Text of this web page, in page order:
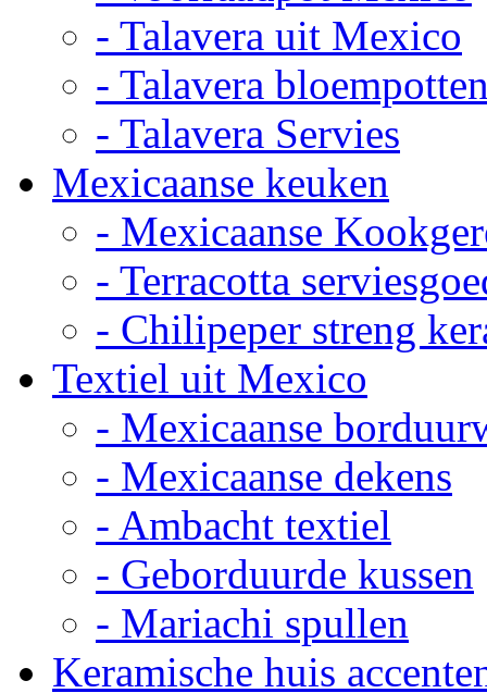
- Talavera uit Mexico
- Talavera
- Talavera Servies
Mexicaanse keuken
- Mexicaanse
- Terracotta
- Chilipeper streng
Textiel uit Mexico
- Mexicaanse
- Mexicaanse dekens
- Ambacht textiel
- Geborduurde kussen
- Mariachi spullen
Keramische huis